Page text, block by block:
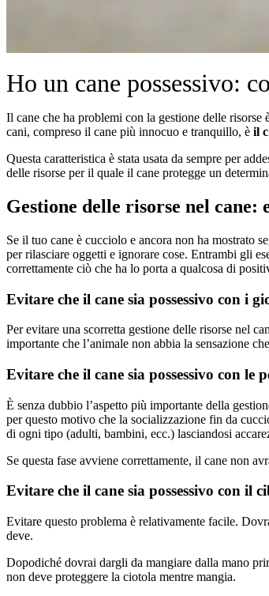
Ho un cane possessivo:
Il cane che ha problemi con la gestione delle risorse
cani, compreso il cane più innocuo e tranquillo, è il
Questa caratteristica è stata usata da sempre per
delle risorse per il quale il cane protegge un
Gestione delle risorse nel
Se il tuo cane è cucciolo e ancora non ha mostrato
per rilasciare oggetti e ignorare cose. Entrambi gli
correttamente ciò che ha lo porta a qualcosa di
Evitare che il cane sia possessivo con i
Per evitare una scorretta gestione delle risorse nel
importante che l’animale non abbia la sensazione
Evitare che il cane sia possessivo con le
È senza dubbio l’aspetto più importante della
per questo motivo che la socializzazione fin da
di ogni tipo (adulti, bambini, ecc.) lasciandosi
Se questa fase avviene correttamente, il cane non
Evitare che il cane sia possessivo con il
Evitare questo problema è relativamente facile.
deve.
Dopodiché dovrai dargli da mangiare dalla mano
non deve proteggere la ciotola mentre mangia.